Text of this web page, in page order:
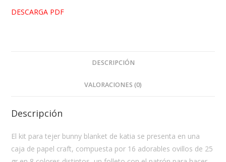
DESCARGA PDF
DESCRIPCIÓN
VALORACIONES (0)
Descripción
El kit para tejer bunny blanket de katia se presenta en una
caja de papel craft, compuesta por 16 adorables ovillos de 25